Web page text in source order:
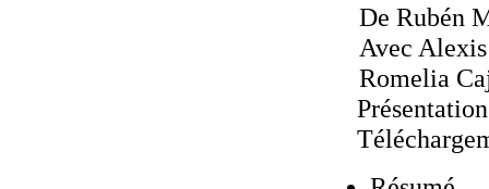
De Rubén
Avec
Romelia